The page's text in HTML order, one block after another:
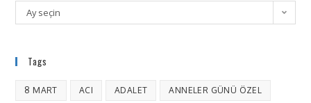
Ay seçin
Tags
8 MART ACI ADALET ANNELER GÜNÜ ÖZEL